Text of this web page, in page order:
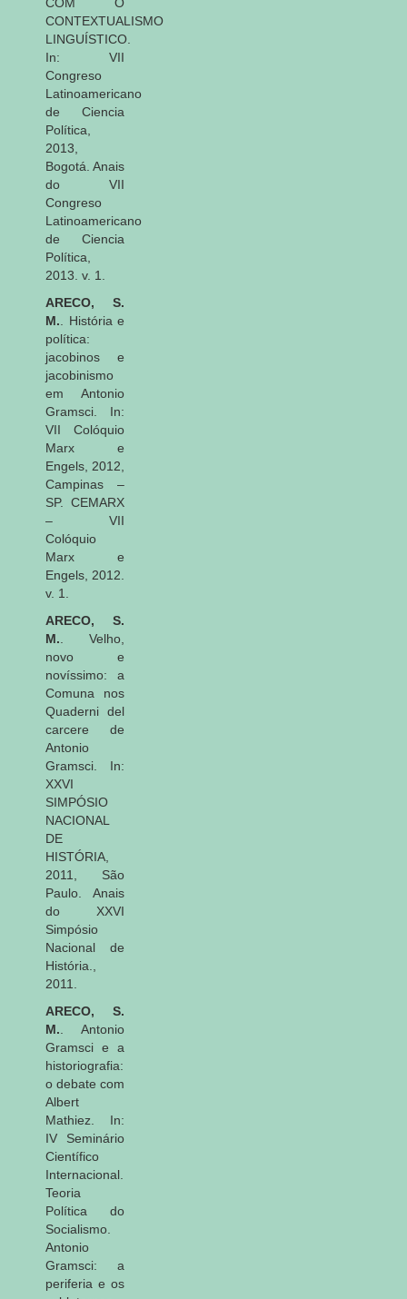
CONTEXTUALISMO
LINGUÍSTICO.
In: VII
Congreso
Latinoamericano
de Ciencia
Política,
2013,
Bogotá. Anais
do VII
Congreso
Latinoamericano
de Ciencia
Política,
2013. v. 1.
ARECO, S.
M. . História e
política:
jacobinos e
jacobinismo
em Antonio
Gramsci. In:
VII Colóquio
Marx e
Engels, 2012,
Campinas –
SP. CEMARX
– VII
Colóquio
Marx e
Engels, 2012.
v. 1.
ARECO, S.
M. . Velho,
novo e
novíssimo: a
Comuna nos
Quaderni del
carcere de
Antonio
Gramsci. In:
XXVI
SIMPÓSIO
NACIONAL
DE
HISTÓRIA,
2011, São
Paulo. Anais
do XXVI
Simpósio
Nacional de
História.,
2011.
ARECO, S.
M. . Antonio
Gramsci e a
historiografia:
o debate com
Albert
Mathiez. In:
IV Seminário
Científico
Internacional.
Teoria
Política do
Socialismo.
Antonio
Gramsci: a
periferia e os